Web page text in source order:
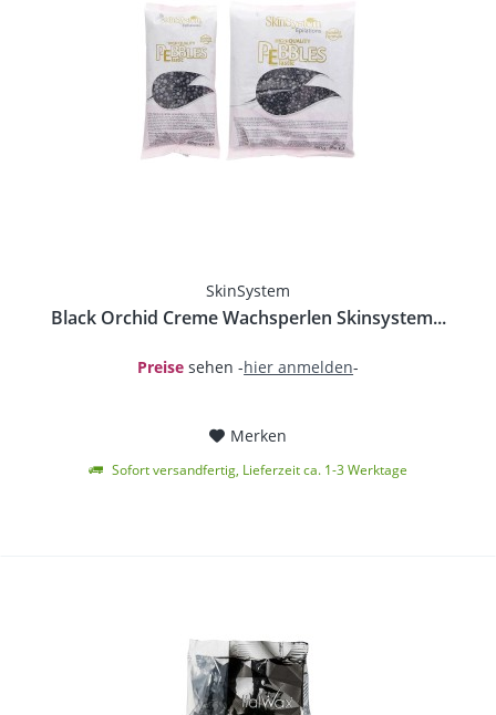
SkinSystem
Black Orchid Creme Wachsperlen Skinsystem...
Preise sehen -hier anmelden-
Merken
Sofort versandfertig, Lieferzeit ca. 1-3 Werktage